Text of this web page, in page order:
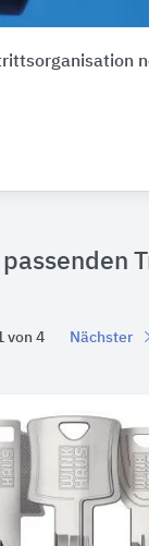
von 4 Nächster